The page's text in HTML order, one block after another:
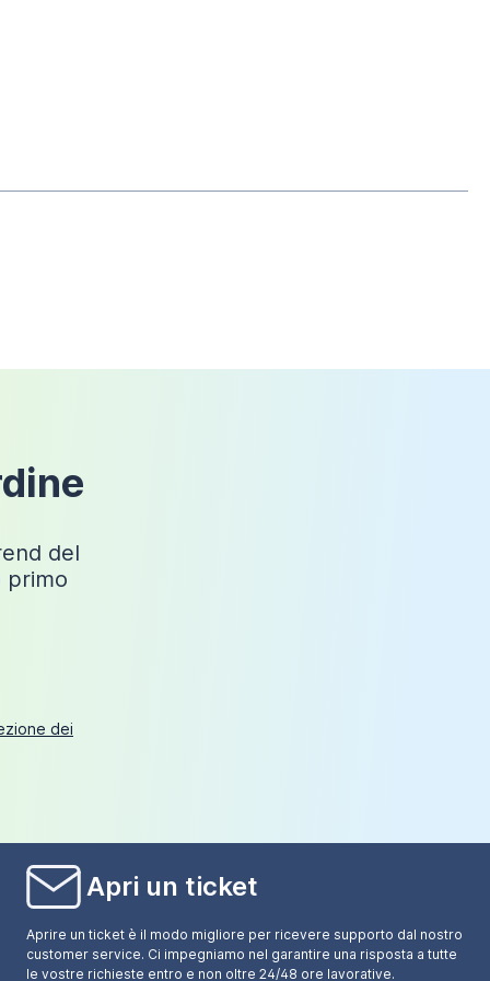
del
primo
dei
Apri un ticket
Aprire un ticket è il modo migliore per ricevere supporto dal nostro
customer service. Ci impegniamo nel garantire una risposta a tutte
le vostre richieste entro e non oltre 24/48 ore lavorative.